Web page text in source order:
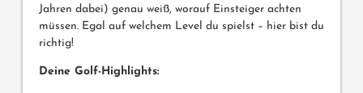
Jahren dabei) genau weiß, worauf Einsteiger achten
müssen. Egal auf welchem Level du spielst – hier bist du
richtig!
Deine Golf-Highlights: